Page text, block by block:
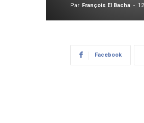
Par François El Bacha -
Facebook